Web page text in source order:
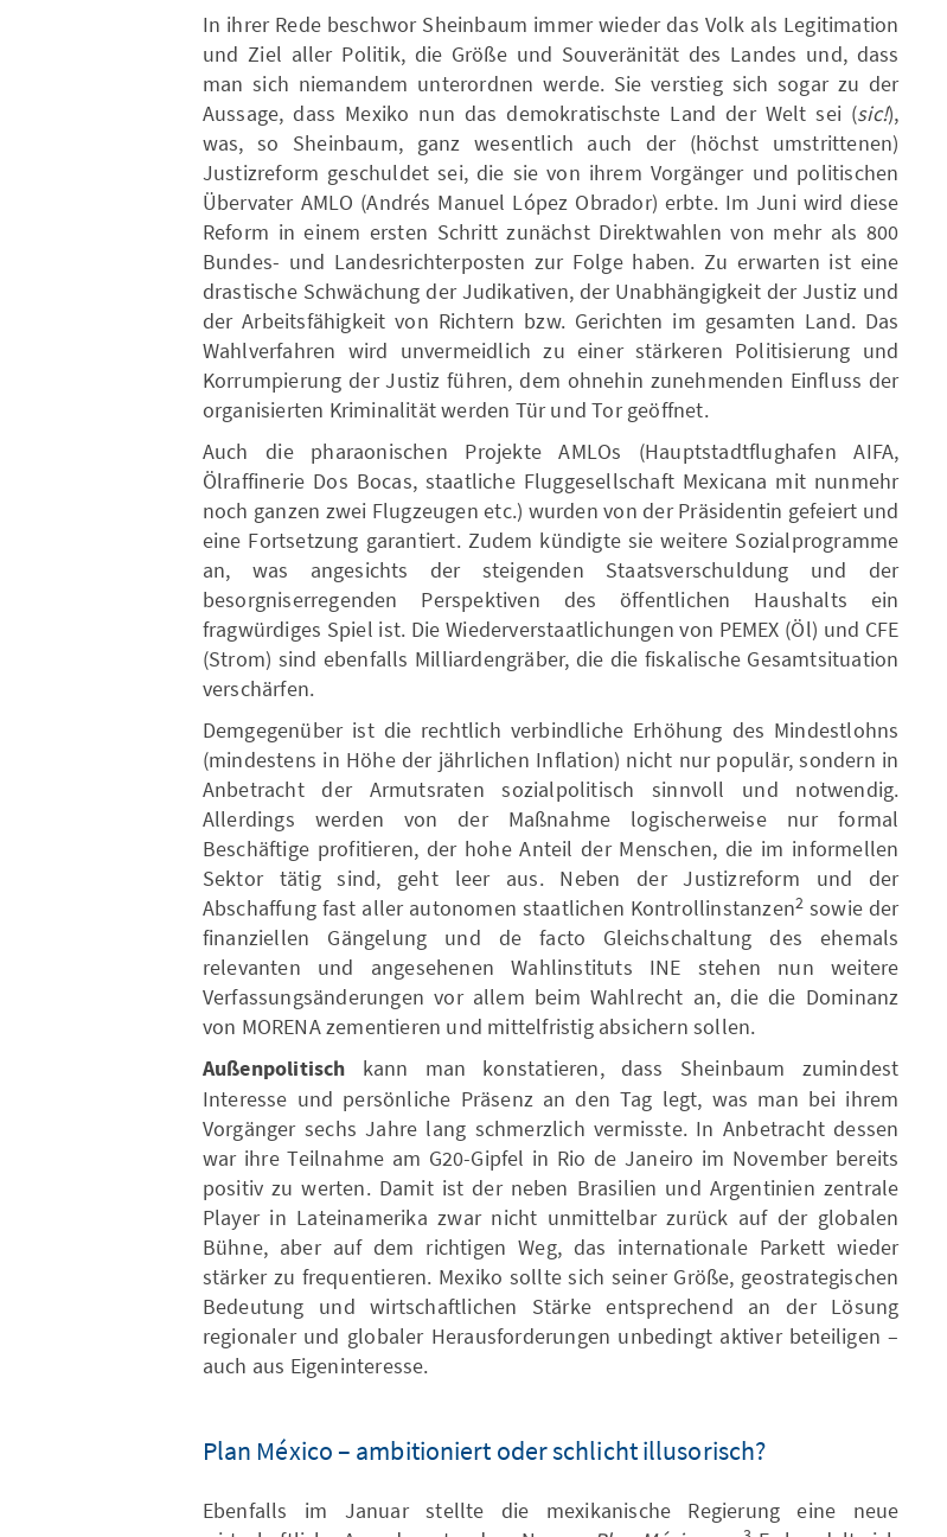
In ihrer Rede beschwor Sheinbaum immer wieder das Volk als Legitimation
und Ziel aller Politik, die Größe und Souveränität des Landes und, dass
man sich niemandem unterordnen werde. Sie verstieg sich sogar zu der
Aussage, dass Mexiko nun das demokratischste Land der Welt sei (sic!),
was, so Sheinbaum, ganz wesentlich auch der (höchst umstrittenen)
Justizreform geschuldet sei, die sie von ihrem Vorgänger und politischen
Übervater AMLO (Andrés Manuel López Obrador) erbte. Im Juni wird diese
Reform in einem ersten Schritt zunächst Direktwahlen von mehr als 800
Bundes- und Landesrichterposten zur Folge haben. Zu erwarten ist eine
drastische Schwächung der Judikativen, der Unabhängigkeit der Justiz und
der Arbeitsfähigkeit von Richtern bzw. Gerichten im gesamten Land. Das
Wahlverfahren wird unvermeidlich zu einer stärkeren Politisierung und
Korrumpierung der Justiz führen, dem ohnehin zunehmenden Einfluss der
organisierten Kriminalität werden Tür und Tor geöffnet.
Auch die pharaonischen Projekte AMLOs (Hauptstadtflughafen AIFA,
Ölraffinerie Dos Bocas, staatliche Fluggesellschaft Mexicana mit nunmehr
noch ganzen zwei Flugzeugen etc.) wurden von der Präsidentin gefeiert und
eine Fortsetzung garantiert. Zudem kündigte sie weitere Sozialprogramme
an, was angesichts der steigenden Staatsverschuldung und der
besorgniserregenden Perspektiven des öffentlichen Haushalts ein
fragwürdiges Spiel ist. Die Wiederverstaatlichungen von PEMEX (Öl) und CFE
(Strom) sind ebenfalls Milliardengräber, die die fiskalische Gesamtsituation
verschärfen.
Demgegenüber ist die rechtlich verbindliche Erhöhung des Mindestlohns
(mindestens in Höhe der jährlichen Inflation) nicht nur populär, sondern in
Anbetracht der Armutsraten sozialpolitisch sinnvoll und notwendig.
Allerdings werden von der Maßnahme logischerweise nur formal
Beschäftige profitieren, der hohe Anteil der Menschen, die im informellen
Sektor tätig sind, geht leer aus. Neben der Justizreform und der
Abschaffung fast aller autonomen staatlichen Kontrollinstanzen2 sowie der
finanziellen Gängelung und de facto Gleichschaltung des ehemals
relevanten und angesehenen Wahlinstituts INE stehen nun weitere
Verfassungsänderungen vor allem beim Wahlrecht an, die die Dominanz
von MORENA zementieren und mittelfristig absichern sollen.
Außenpolitisch kann man konstatieren, dass Sheinbaum zumindest
Interesse und persönliche Präsenz an den Tag legt, was man bei ihrem
Vorgänger sechs Jahre lang schmerzlich vermisste. In Anbetracht dessen
war ihre Teilnahme am G20-Gipfel in Rio de Janeiro im November bereits
positiv zu werten. Damit ist der neben Brasilien und Argentinien zentrale
Player in Lateinamerika zwar nicht unmittelbar zurück auf der globalen
Bühne, aber auf dem richtigen Weg, das internationale Parkett wieder
stärker zu frequentieren. Mexiko sollte sich seiner Größe, geostrategischen
Bedeutung und wirtschaftlichen Stärke entsprechend an der Lösung
regionaler und globaler Herausforderungen unbedingt aktiver beteiligen –
auch aus Eigeninteresse.
Plan México – ambitioniert oder schlicht illusorisch?
Ebenfalls im Januar stellte die mexikanische Regierung eine neue